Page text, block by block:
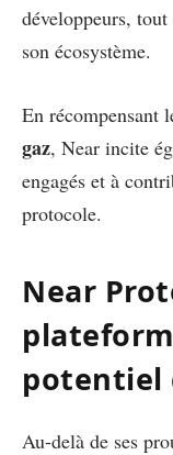
développeurs,
son écosystème.
En récompensant
gaz, Near incite
engagés et à
protocole.
Near
potentiel
Au-delà de ses